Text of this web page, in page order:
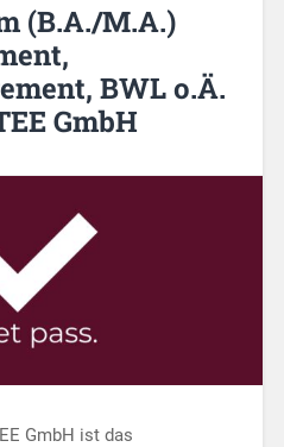
(B.A./M.A.)
BWL o.Ä.
GmbH
GmbH ist das